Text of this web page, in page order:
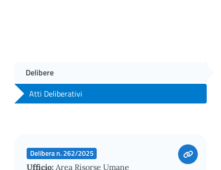
Delibere
Atti Deliberativi
Delibera n. 262/2025
Ufficio: Area Risorse Umane